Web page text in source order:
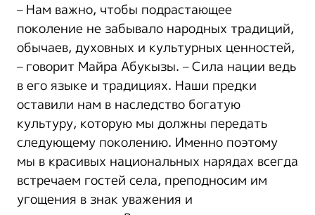
– Нам важно, чтобы подрастающее
поколение не забывало народных традиций,
обычаев, духовных и культурных ценностей,
– говорит Майра Абукызы. – Сила нации ведь
в его языке и традициях. Наши предки
оставили нам в наследство богатую
культуру, которую мы должны передать
следующему поколению. Именно поэтому
мы в красивых национальных нарядах всегда
встречаем гостей села, преподносим им
угощения в знак уважения и